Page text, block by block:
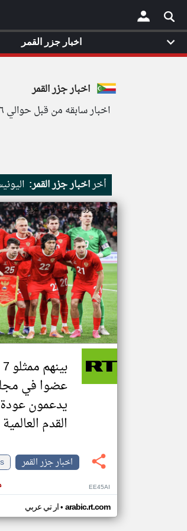
×
اخبار جزر القمر
اخبار سابقه من قبل حوالي ١٦ يوم
أخراخبار جزر القمر:
اخبار جزر القمر من ار تي عربي
عضوا في
يدعمون
القدم العالمية
اخبار جزر القمر
EE45AI
ار تي عربي• arabic.rt.com
اخبار جزر القمر